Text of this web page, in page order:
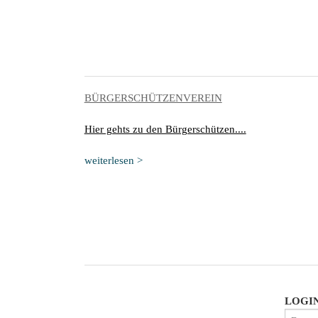
BÜRGERSCHÜTZENVEREIN
Hier gehts zu den Bürgerschützen....
weiterlesen >